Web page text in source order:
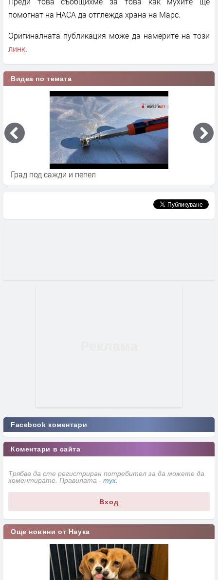
помогнат на НАСА да отглежда храна на Марс.
Оригиналната публикация може да намерите на този
линк.
Видеа по темата
Град под сажди и пепел
Facebook коментари
Коментари в сайта
Трябва да сте регистриран потребител за да можете да
коментирате. Правилата - тук
Вход
Още новини от Наука